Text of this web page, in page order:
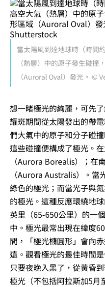
當太陽風到達地球時（時間
（熱層）中的原子發生碰撞
（Auroral Oval）發光。 ©
想一睹極光的絢麗，可先
耀斑期間從太陽發出的帶
們大氣中的原子和分子碰
這些碰撞便構成了極光。
（Aurora Borealis）；在
（Aurora Australis）。當
綠色的極光；而當光子與
的極光。這種反應環繞地
英里（65-650公里）的一
中。極光最常出現在緯度
間，「極光橢圓形」會向
遠。觀看極光的最佳時間
只要夜晚入黑了，從黃昏
極光（不包括阿拉斯加5月